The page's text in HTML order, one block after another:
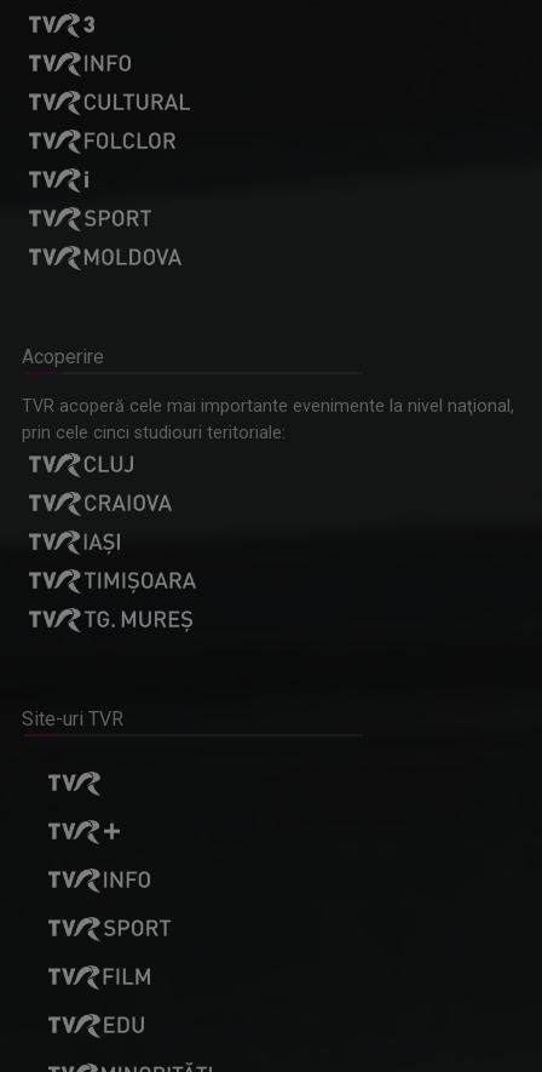
Acoperire
TVR acoperă cele mai importante evenimente la nivel naţional,
prin cele cinci studiouri teritoriale:
Site-uri TVR